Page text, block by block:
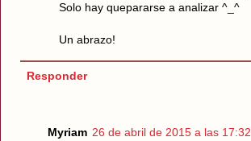
Solo hay quepararse a analizar ^_^
Un abrazo!
Responder
Myriam 26 de abril de 2015 a las 17:32